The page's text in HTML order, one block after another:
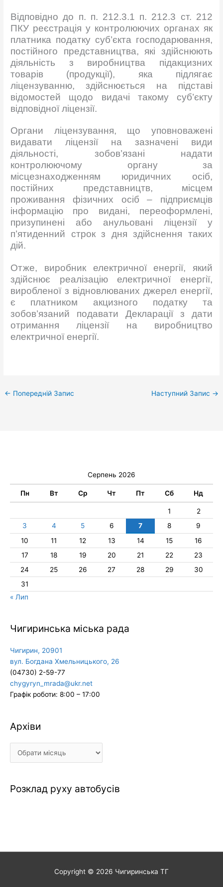
Відповідно до п. п. 212.3.1 п. 212.3 ст. 212
ПКУ реєстрація у контролюючих органах як
платника податку суб’єкта господарювання,
постійного представництва, які здійснюють
діяльність з виробництва підакцизних
товарів (продукції), яка підлягає
ліцензуванню, здійснюється на підставі
відомостей щодо видачі такому суб’єкту
відповідної ліцензії.
Органи ліцензування, що уповноважені
видавати ліцензії на зазначені види
діяльності, зобов’язані надати
контролюючому органу за
місцезнаходженням юридичних осіб,
постійних представництв, місцем
проживання фізичних осіб – підприємців
інформацію про видані, переоформлені,
призупинені або анульовані ліцензії у
п’ятиденний строк з дня здійснення таких
дій.
Отже, виробник електричної енергії, який
здійснює реалізацію електричної енергії,
виробленої з відновлюваних джерел енергії,
є платником акцизного податку та
зобов’язаний подавати Декларації з дати
отримання ліцензії на виробництво
електричної енергії.
← Попередній Запис Наступний Запис →
Серпень 2026
Пн Вт Ср Чт Пт Сб Нд
1
2
3
4 5 6 7 8
9
10
11 12 13 14 15
16
17
18 19 20 21 22
23
24
25 26 27 28 29
30
31
« Лип
Чигиринська міська рада
Чигирин, 20901
вул. Богдана Хмельницького, 26
(04730) 2-59-77
chygyryn_mrada@ukr.net
Графік роботи: 8:00 – 17:00
Архіви
Архіви
Розклад руху автобусів
Copyright © 2026 Чигиринська ТГ